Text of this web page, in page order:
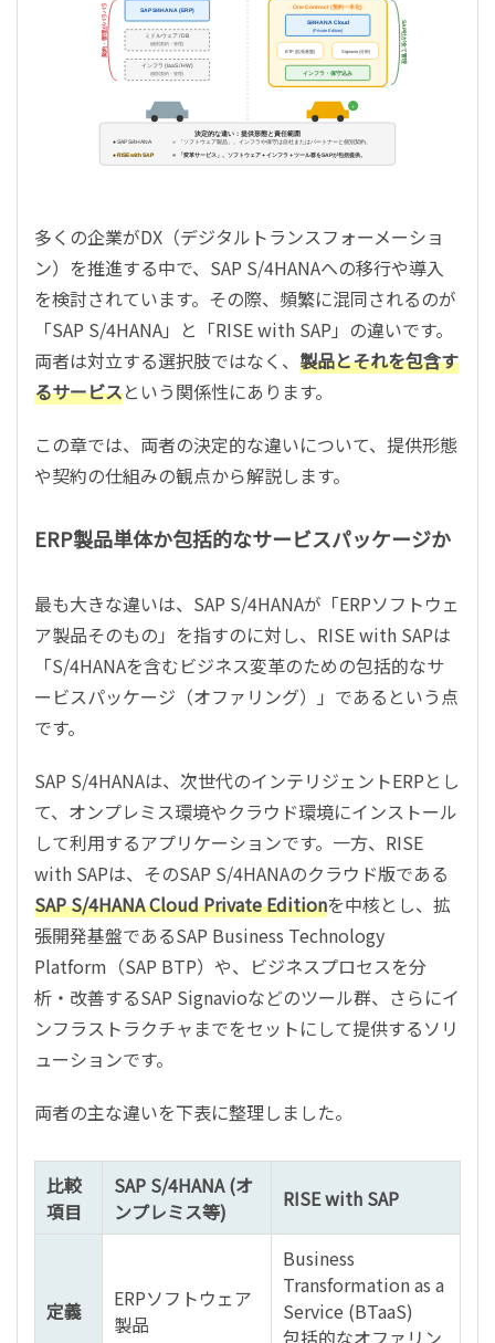
SAP S/4HANA (ERP)
ミドルウェア / DB
(個別契約・管理)
インフラ (IaaS / HW)
(個別契約・管理)
契約・管理がバラバラ One Contract (契約一本化)
S/4HANA Cloud
(Private Edition)
BTP (拡張基盤) Signavio (分析)
インフラ・保守込み
SAP社が全て管理
＋
決定的な違い：提供形態と責任範囲
● SAP S/4HANA
＝ 「ソフトウェア製品」。インフラや保守は自社またはパートナーと個別契約。
● RISE with SAP
＝ 「変革サービス」。ソフトウェア＋インフラ＋ツール群をSAPが包括提供。
多くの企業がDX（デジタルトランスフォーメーショ
ン）を推進する中で、SAP S/4HANAへの移行や導入
を検討されています。その際、頻繁に混同されるのが
「SAP S/4HANA」と「RISE with SAP」の違いです。
両者は対立する選択肢ではなく、 製品とそれを包含す
るサービスという関係性にあります。
この章では、両者の決定的な違いについて、提供形態
や契約の仕組みの観点から解説します。
ERP製品単体か包括的なサービスパッケージか
最も大きな違いは、SAP S/4HANAが「ERPソフトウェ
ア製品そのもの」を指すのに対し、RISE with SAPは
「S/4HANAを含むビジネス変革のための包括的なサ
ービスパッケージ（オファリング）」であるという点
です。
SAP S/4HANAは、次世代のインテリジェントERPとし
て、オンプレミス環境やクラウド環境にインストール
して利用するアプリケーションです。一方、RISE
with SAPは、そのSAP S/4HANAのクラウド版である
SAP S/4HANA Cloud Private Editionを中核とし、拡
張開発基盤であるSAP Business Technology
Platform（SAP BTP）や、ビジネスプロセスを分
析・改善するSAP Signavioなどのツール群、さらにイ
ンフラストラクチャまでをセットにして提供するソリ
ューションです。
両者の主な違いを下表に整理しました。
比較
項目
SAP S/4HANA (オ
ンプレミス等)
RISE with SAP
定義
ERPソフトウェア
製品
Business
Transformation as a
Service (BTaaS)
包括的なオファリン